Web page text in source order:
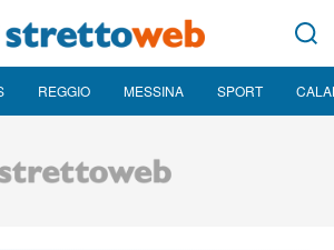
REGGIO MESSINA SPORT